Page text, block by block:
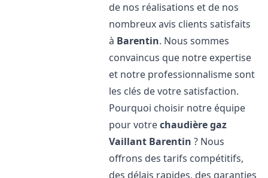
de nos réalisations et de nos
nombreux avis clients satisfaits
à Barentin. Nous sommes
convaincus que notre expertise
et notre professionnalisme sont
les clés de votre satisfaction.
Pourquoi choisir notre équipe
pour votrechaudière gaz
Vaillant Barentin ? Nous
offrons des tarifs compétitifs,
des délais rapides, des garanties